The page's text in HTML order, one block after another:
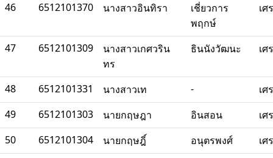
46
6512101370 นางสาวอินทิรา
เชี่ยวการ
พฤกษ์
เ
47 6512101309
นางสาวเกศวริน
ทร
ธินนังวัฒนะ เ
48 6512101331 นางสาวเท -
เ
49
6512101303 นายกฤษฎา อินสอน
เ
50
6512101304 นายกฤษฎิ์ อนุตรพงศ์
เ